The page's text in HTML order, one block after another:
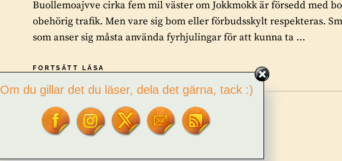
Buollemoajvve cirka fem mil väster om Jokkmokk är försedd med
obehörig trafik. Men vare sig bom eller förbudsskylt respekteras.
som anser sig måsta använda fyrhjulingar för att kunna ta …
FORTSÄTT LÄSA
NATURRESERVAT
TOR L. TUORDA 2 COMMENTS
Om du gillar det du läser, dela det gärna, tack :)